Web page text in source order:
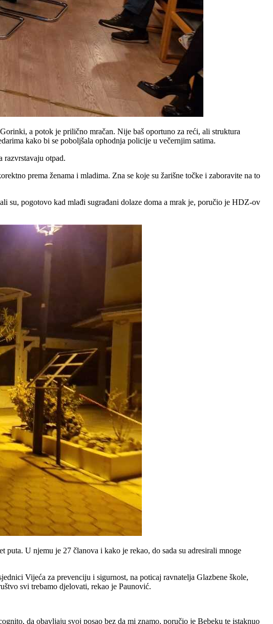
a potok je prilično mračan. Nije baš oportuno za reći, ali struktura
kako bi se poboljšala ophodnja policije u večernjim satima.
razvrstavaju otpad.
prema ženama i mladima. Zna se koje su žarišne točke i zaboravite na to
su, pogotovo kad mlađi sugrađani dolaze doma a mrak je, poručio je HDZ-ov
puta. U njemu je 27 članova i kako je rekao, do sada su adresirali mnoge
Vijeća za prevenciju i sigurnost, na poticaj ravnatelja Glazbene škole,
svi trebamo djelovati, rekao je Paunović.
da obavljaju svoj posao bez da mi znamo, poručio je Bebeku te istaknuo